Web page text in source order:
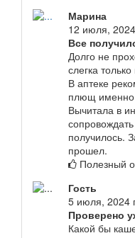
Марина
12 июля,
Все
Долго не
слегка
В аптеке
плющ именно
Вычитала в
получилось.
прошел.
Полезный
Гость
5 июля, 2024
Проверено
Какой бы